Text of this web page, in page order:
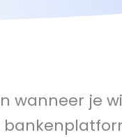
wanneer je